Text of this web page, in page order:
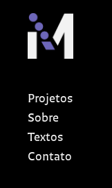
Projetos
Sobre
Textos
Contato